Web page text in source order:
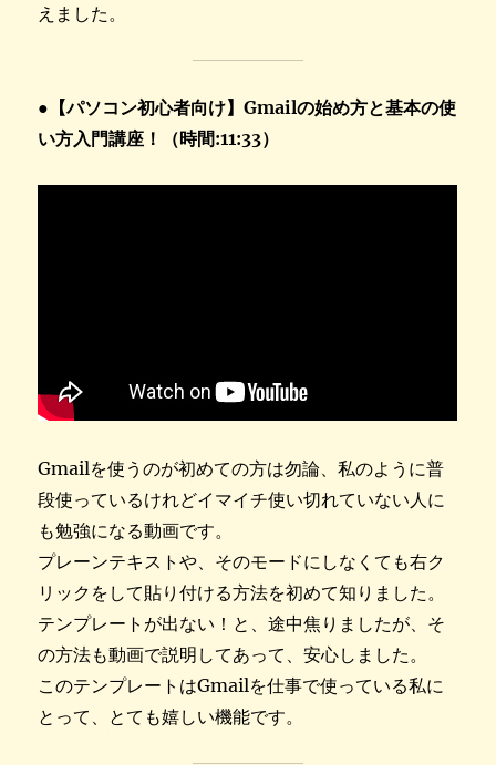
えました。
●【パソコン初心者向け】Gmailの始め方と基本の使
い方入門講座！（時間:11:33）
Gmailを使うのが初めての方は勿論、私のように普
段使っているけれどイマイチ使い切れていない人に
も勉強になる動画です。
プレーンテキストや、そのモードにしなくても右ク
リックをして貼り付ける方法を初めて知りました。
テンプレートが出ない！と、途中焦りましたが、そ
の方法も動画で説明してあって、安心しました。
このテンプレートはGmailを仕事で使っている私に
とって、とても嬉しい機能です。